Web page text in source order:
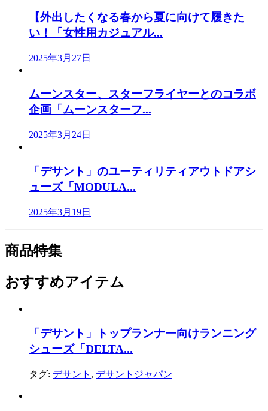
【外出したくなる春から夏に向けて履きた
い！「女性用カジュアル...
2025年3月27日
ムーンスター、スターフライヤーとのコラボ
企画「ムーンスターフ...
2025年3月24日
「デサント」のユーティリティアウトドアシ
ューズ「MODULA...
2025年3月19日
商品特集
おすすめアイテム
「デサント」トップランナー向けランニング
シューズ「DELTA...
タグ: デサント , デサントジャパン